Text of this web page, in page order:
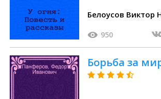
Белоусов Виктор
950
Борьба за